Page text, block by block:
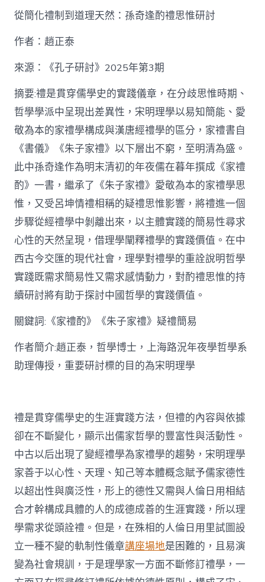
泰
找
空
間】
從
簡
化
禮
制
到
道
理
天
然：
孫
奇
逢
酌
禮
思
中
從簡化禮制到道理天然：孫奇逢酌禮思惟研討
作者：趙正泰
來源：《孔子研討》2025年第3期
摘要:禮是貫穿儒學史的實踐儀章，在分歧思惟時期、
哲學學派中呈現出差異性，宋明理學以易知簡能、愛
敬為本的家禮學構成與漢唐經禮學的區分，家禮書自
《書儀》《朱子家禮》以下層出不窮，至明清為盛。
此中孫奇逢作為明末清初的年夜儒在暮年撰成《家禮
酌》一書，繼承了《朱子家禮》愛敬為本的家禮學思
惟，又受呂坤情禮相稱的疑禮思惟影響，將禮進一個
步驟從經禮學中剝離出來，以主體實踐的簡易性尋求
心性的天然呈現，借理學闡釋禮學的實踐價值。在中
西古今交匯的現代社會，理學對禮學的重詮說明哲學
實踐既需求簡易性又需求感情動力，對酌禮思惟的持
續研討將有助于探討中國哲學的實踐價值。
關鍵詞:《家禮酌》《朱子家禮》疑禮簡易
作者簡介:趙正泰，哲學博士，上海路況年夜學哲學系
助理傳授，重要研討標的目的為宋明理學
禮是貫穿儒學史的生涯實踐方法，但禮的內容與依據
卻在不斷變化，顯示出儒家哲學的豐富性與活動性。
中古以后出現了變經禮學為家禮學的趨勢，宋明理學
家善于以心性、天理、知己等本體概念賦予儒家德性
以超出性與廣泛性，形上的德性又需與人倫日用相結
合才幹構成具體的人的成德成善的生涯實踐，所以理
學需求從頭詮禮。但是，在殊相的人倫日用里試圖設
立一種不變的軌制性儀章講座場地是困難的，且易演
變為社會規訓，于是理學家一方面不斷修訂禮學，一